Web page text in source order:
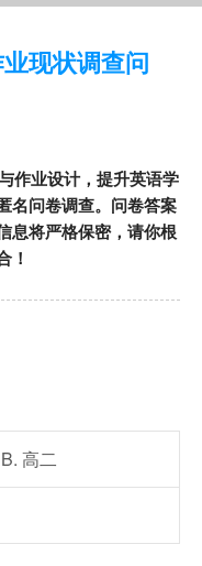
现状调查问
业设计，提升英语学
名问卷调查。问卷答案
息将严格保密，请你根
！
B. 高二